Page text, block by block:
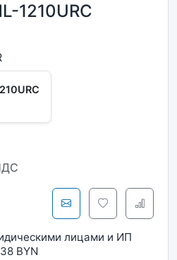
1210URC
лицами и ИП
BYN